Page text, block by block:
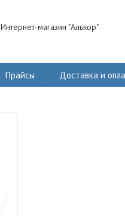
Интернет-магазин "Алькор"
Прайсы Доставка и